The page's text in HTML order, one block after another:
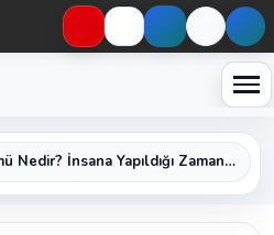
Haberleri keşfet
Üniversiteye Geçişin Anahtarı YKS Nedir, Başvuru Şartları ve Sınav Oturumları Nelerdir?